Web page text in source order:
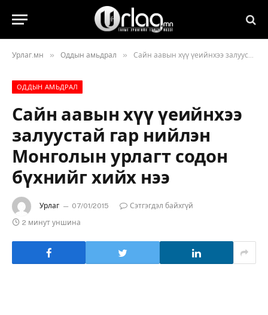
Урлаг.мн » Оддын амьдрал » Сайн аавын хүү үеийнхээ залуустай гар нийлэн Монголын урлагт содон бүхнийг хийх нээ
ОДДЫН АМЬДРАЛ
Сайн аавын хүү үеийнхээ
залуустай гар нийлэн
Монголын урлагт содон
бүхнийг хийх нээ
Урлаг 07/01/2015
Сэтгэгдэл байхгүй
2 минут уншина